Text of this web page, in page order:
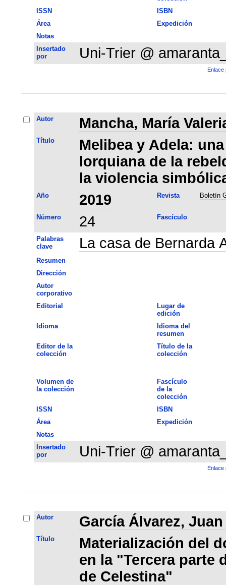
ISSN
ISBN
Área
Expedición
Notas
Insertado
por
Uni-Trier @
Enlace
Autor Mancha, María
Título
Melibea y Adela:
lorquiana de la
la violencia
Año 2019 Revista Boletín
Número 24 Fascículo
Palabras
clave
La casa de Bernarda
Resumen
Dirección
Autor
corporativo
Editorial
Lugar de
edición
Idioma
Idioma del
resumen
Editor de la
colección
Título de la
colección
Volumen de
la colección
Fascículo
de la
colección
ISSN
ISBN
Área
Expedición
Notas
Insertado
por
Uni-Trier @
Enlace
Autor García Álvarez,
Título
Materialización del
en la "Tercera parte
de Celestina"